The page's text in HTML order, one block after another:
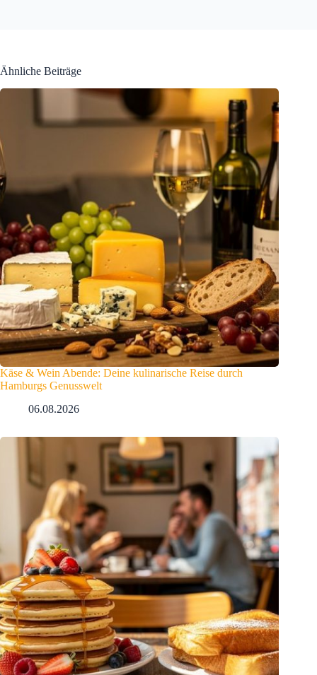
Ähnliche Beiträge
Käse & Wein Abende: Deine kulinarische Reise durch
Hamburgs Genusswelt
06.08.2026